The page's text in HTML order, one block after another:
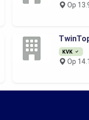
Op
KVK
Op